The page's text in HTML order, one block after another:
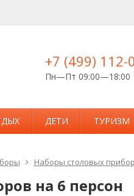
+7 (499) 112-
Пн—Пт 09:00—18:00
ДЕТИ ТУРИЗМ
Наборы столовых
на 6 персон